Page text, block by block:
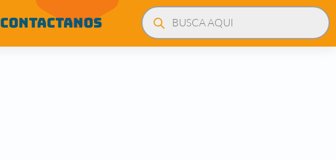
CONTACTANOS
Búsqueda
de
productos